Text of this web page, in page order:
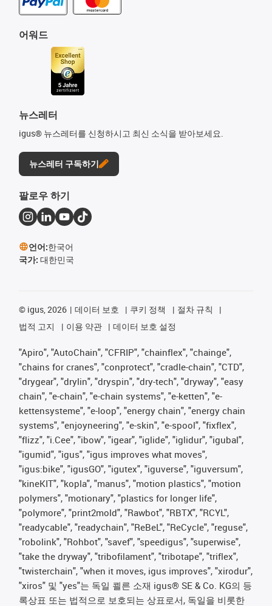
어워드
뉴스레터
igus® 뉴스레터를 신청하시고 최신 소식을 받아보세요.
뉴스레터 구독하기
팔로우 하기
언어:한국어
국가: 대한민국
© igus, 2026 데이터 보호 쿠키 정책
절차 규칙
법적 고지
이용 약관 데이터 보호 설정
"Apiro", "AutoChain", "CFRIP", "chainflex", "chainge",
"chains for cranes", "conprotect", "cradle-chain", "CTD",
"drygear", "drylin", "dryspin", "dry-tech", "dryway", "easy
chain", "e-chain", "e-chain systems", "e-ketten", "e-
kettensysteme", "e-loop", "energy chain", "energy chain
systems", "enjoyneering", "e-skin", "e-spool", "fixflex",
"flizz", "i.Cee", "ibow", "igear", "iglide", "iglidur", "igubal",
"igumid", "igus", "igus improves what moves",
"igus:bike", "igusGO", "igutex", "iguverse", "iguversum",
"kineKIT", "kopla", "manus", "motion plastics", "motion
polymers", "motionary", "plastics for longer life",
"polymore", "print2mold", "Rawbot", "RBTX", "RCYL",
"readycable", "readychain", "ReBeL", "ReCycle", "reguse",
"robolink", "Rohbot", "savef", "speedigus", "superwise",
"take the dryway", "tribofilament", "tribotape", "triflex",
"twisterchain", "when it moves, igus improves", "xirodur",
"xiros" 및 "yes"는 독일 쾰른 소재 igus® SE & Co. KG의 등
록상표 또는 법적으로 보호되는 상표로서, 독일을 비롯한